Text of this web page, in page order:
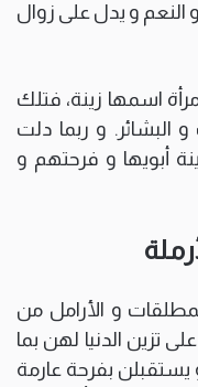
النعم و يدل على زوال
اسمها زينة، فتلك
البشائر. و ربما دلت
أبويها و فرحتهم و
و الأرامل من
تزين الدنيا لهن بما
يستقبلن بفرحة عارمة